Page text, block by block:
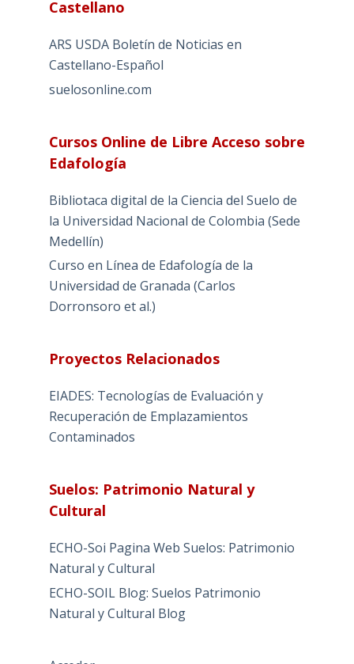
Castellano
ARS USDA Boletín de Noticias en
Castellano-Español
suelosonline.com
Cursos Online de Libre Acceso sobre
Edafología
Bibliotaca digital de la Ciencia del Suelo de
la Universidad Nacional de Colombia (Sede
Medellín)
Curso en Línea de Edafología de la
Universidad de Granada (Carlos
Dorronsoro et al.)
Proyectos Relacionados
EIADES: Tecnologías de Evaluación y
Recuperación de Emplazamientos
Contaminados
Suelos: Patrimonio Natural y
Cultural
ECHO-Soi Pagina Web Suelos: Patrimonio
Natural y Cultural
ECHO-SOIL Blog: Suelos Patrimonio
Natural y Cultural Blog